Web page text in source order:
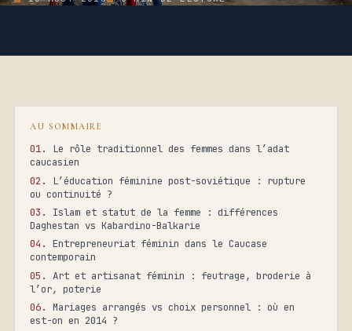
AU SOMMAIRE
Le rôle traditionnel des femmes dans l’adat
caucasien
L’éducation féminine post-soviétique : rupture
ou continuité ?
Islam et statut de la femme : différences
Daghestan vs Kabardino-Balkarie
Entrepreneuriat féminin dans le Caucase
contemporain
Art et artisanat féminin : feutrage, broderie à
l’or, poterie
Mariages arrangés vs choix personnel : où en
est-on en 2014 ?